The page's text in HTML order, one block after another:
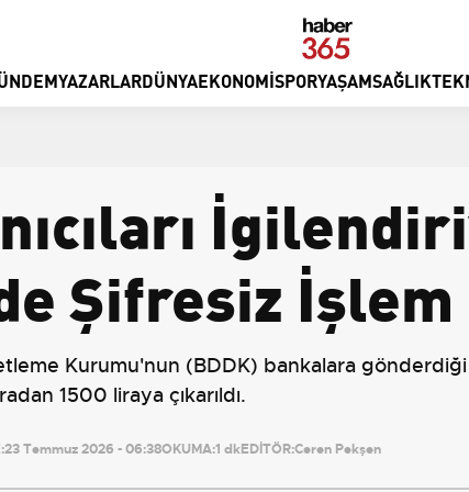
YAZARLARDÜNYAEKONOMISPORYAŞAMSAĞLIK
Şifresiz
Kurumu'nun (BDDK) bankalara
1500 liraya çıkarıldı.
23 Temmuz 2026 - 06:38OKUMA:1 dkEDİTÖR:Ceren Pekşen